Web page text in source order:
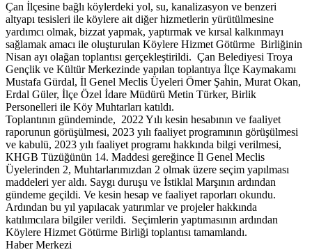
Çan İlçesine bağlı köylerdeki yol, su, kanalizasyon ve benzeri
altyapı tesisleri ile köylere ait diğer hizmetlerin yürütülmesine
yardımcı olmak, bizzat yapmak, yaptırmak ve kırsal kalkınmayı
sağlamak amacı ile oluşturulan Köylere Hizmet Götürme Birliğinin
Nisan ayı olağan toplantısı gerçekleştirildi. Çan Belediyesi Troya
Gençlik ve Kültür Merkezinde yapılan toplantıya İlçe Kaymakamı
Mustafa Gürdal, İl Genel Meclis Üyeleri Ömer Şahin, Murat Okan,
Erdal Güler, İlçe Özel İdare Müdürü Metin Türker, Birlik
Personelleri ile Köy Muhtarları katıldı.
Toplantının gündeminde, 2022 Yılı kesin hesabının ve faaliyet
raporunun görüşülmesi, 2023 yılı faaliyet programının görüşülmesi
ve kabulü, 2023 yılı faaliyet programı hakkında bilgi verilmesi,
KHGB Tüzüğünün 14. Maddesi gereğince İl Genel Meclis
Üyelerinden 2, Muhtarlarımızdan 2 olmak üzere seçim yapılması
maddeleri yer aldı. Saygı duruşu ve İstiklal Marşının ardından
gündeme geçildi. Ve kesin hesap ve faaliyet raporları okundu.
Ardından bu yıl yapılacak yatırımlar ve projeler hakkında
katılımcılara bilgiler verildi. Seçimlerin yaptımasının ardından
Köylere Hizmet Götürme Birliği toplantısı tamamlandı.
Haber Merkezi